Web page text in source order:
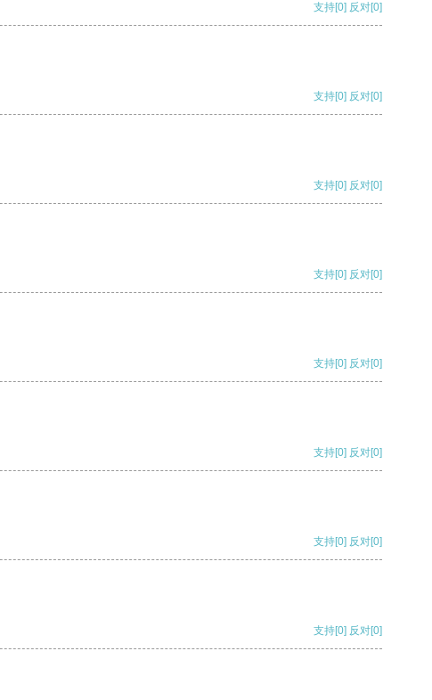
支持[0] 反对[0]
支持[0] 反对[0]
支持[0] 反对[0]
支持[0] 反对[0]
支持[0] 反对[0]
支持[0] 反对[0]
支持[0] 反对[0]
支持[0] 反对[0]